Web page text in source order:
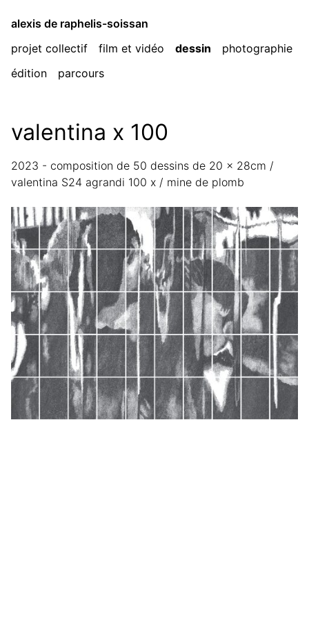
alexis de raphelis-soissan
projet collectif
film et vidéo dessin
photographie
édition
parcours
valentina x 100
2023 - composition de 50 dessins de 20 x 28cm /
valentina S24 agrandi 100 x / mine de plomb